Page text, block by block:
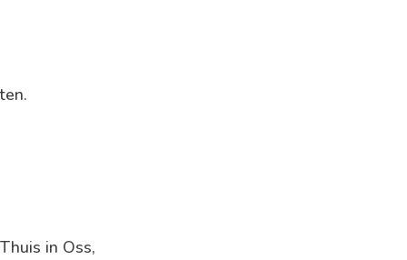
in Oss,